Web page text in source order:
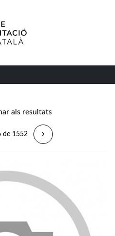
als resultats
de 1552